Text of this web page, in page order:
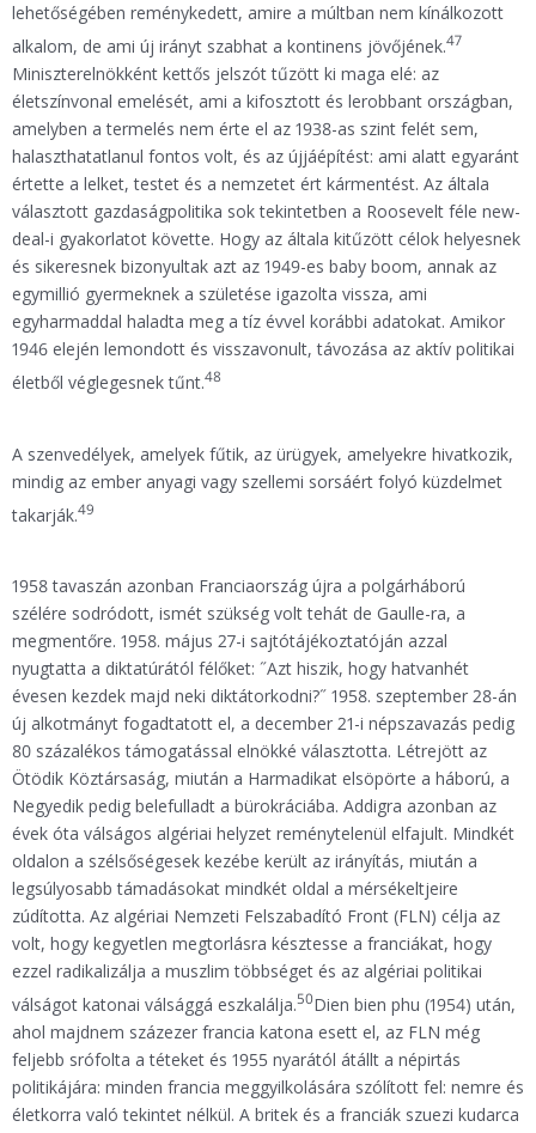
lehetőségében reménykedett, amire a múltban nem kínálkozott
alkalom, de ami új irányt szabhat a kontinens jövőjének.47
Miniszterelnökként kettős jelszót tűzött ki maga elé: az
életszínvonal emelését, ami a kifosztott és lerobbant országban,
amelyben a termelés nem érte el az 1938-as szint felét sem,
halaszthatatlanul fontos volt, és az újjáépítést: ami alatt egyaránt
értette a lelket, testet és a nemzetet ért kármentést. Az általa
választott gazdaságpolitika sok tekintetben a Roosevelt féle new-
deal-i gyakorlatot követte. Hogy az általa kitűzött célok helyesnek
és sikeresnek bizonyultak azt az 1949-es baby boom, annak az
egymillió gyermeknek a születése igazolta vissza, ami
egyharmaddal haladta meg a tíz évvel korábbi adatokat. Amikor
1946 elején lemondott és visszavonult, távozása az aktív politikai
életből véglegesnek tűnt.48
A szenvedélyek, amelyek fűtik, az ürügyek, amelyekre hivatkozik,
mindig az ember anyagi vagy szellemi sorsáért folyó küzdelmet
takarják.49
1958 tavaszán azonban Franciaország újra a polgárháború
szélére sodródott, ismét szükség volt tehát de Gaulle-ra, a
megmentőre. 1958. május 27-i sajtótájékoztatóján azzal
nyugtatta a diktatúrától félőket: ˝Azt hiszik, hogy hatvanhét
évesen kezdek majd neki diktátorkodni?˝ 1958. szeptember 28-án
új alkotmányt fogadtatott el, a december 21-i népszavazás pedig
80 százalékos támogatással elnökké választotta. Létrejött az
Ötödik Köztársaság, miután a Harmadikat elsöpörte a háború, a
Negyedik pedig belefulladt a bürokráciába. Addigra azonban az
évek óta válságos algériai helyzet reménytelenül elfajult. Mindkét
oldalon a szélsőségesek kezébe került az irányítás, miután a
legsúlyosabb támadásokat mindkét oldal a mérsékeltjeire
zúdította. Az algériai Nemzeti Felszabadító Front (FLN) célja az
volt, hogy kegyetlen megtorlásra késztesse a franciákat, hogy
ezzel radikalizálja a muszlim többséget és az algériai politikai
válságot katonai válsággá eszkalálja.50Dien bien phu (1954) után,
ahol majdnem százezer francia katona esett el, az FLN még
feljebb srófolta a téteket és 1955 nyarától átállt a népirtás
politikájára: minden francia meggyilkolására szólított fel: nemre és
életkorra való tekintet nélkül. A britek és a franciák szuezi kudarca